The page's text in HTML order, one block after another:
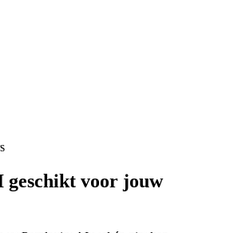
geschikt voor jouw